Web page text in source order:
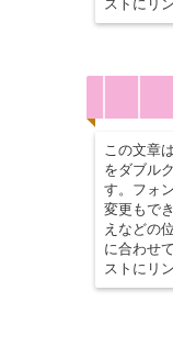
ストにリ
この文章
をダブル
す。フォ
変更もで
えなどの
に合わせ
ストにリ